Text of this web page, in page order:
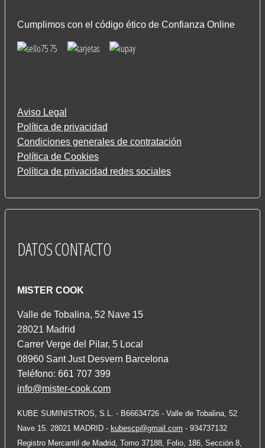
Cumplimos con el código ético de Confianza Online
Aviso Legal
Política de privacidad
Condiciones generales de contratación
Política de Cookies
Política de privacidad redes sociales
DATOSCONTACTO
MISTER COOK
Valle de Tobalina, 52 Nave 15
28021 Madrid
Carrer Verge del Pilar, 5 Local
08960 Sant Just Desvern Barcelona
Teléfono: 661 707 399
info@mister-cook.com
KUBE SUMINISTROS, S.L. - B66634726 - Valle de Tobalina, 52
Nave 15. 28021 MADRID - kubescp@gmail.com - 934737132
Registro Mercantil de Madrid, Tomo 37188, Folio, 186, Sección 8,